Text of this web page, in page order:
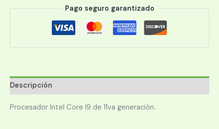
BX8070811900K
Pago seguro garantizado
Descripción
Procesador Intel Core I9 de 11va generación.